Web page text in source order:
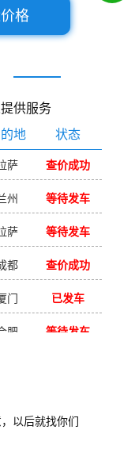
格
供服务
地 状态
萨 查价成功
州 等待发车
萨 等待发车
都 查价成功
门 已发车
肥 等待发车
以后就找你们